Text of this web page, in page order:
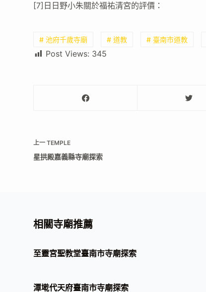
[7]日日野小朱關於福祐清宮的評價：
# 池府千歲寺廟 # 道教 # 臺南市道教
Post Views: 345
上一TEMPLE
星拱殿嘉義縣寺廟探索
相關寺廟推薦
至靈宮聖教堂臺南市寺廟探索
潭墘代天府臺南市寺廟探索